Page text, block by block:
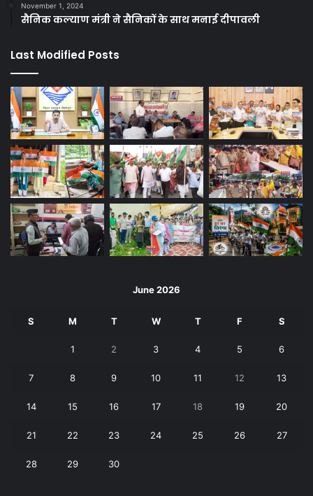
November 1, 2024
सैनिक कल्याण मंत्री ने सैनिकों के साथ मनाई दीपावली
Last Modified Posts
June 2026
S M T W T F S
1 2 3 4 5 6
7 8 9 10 11 12 13
14 15 16 17 18 19 20
21 22 23 24 25 26 27
28 29 30